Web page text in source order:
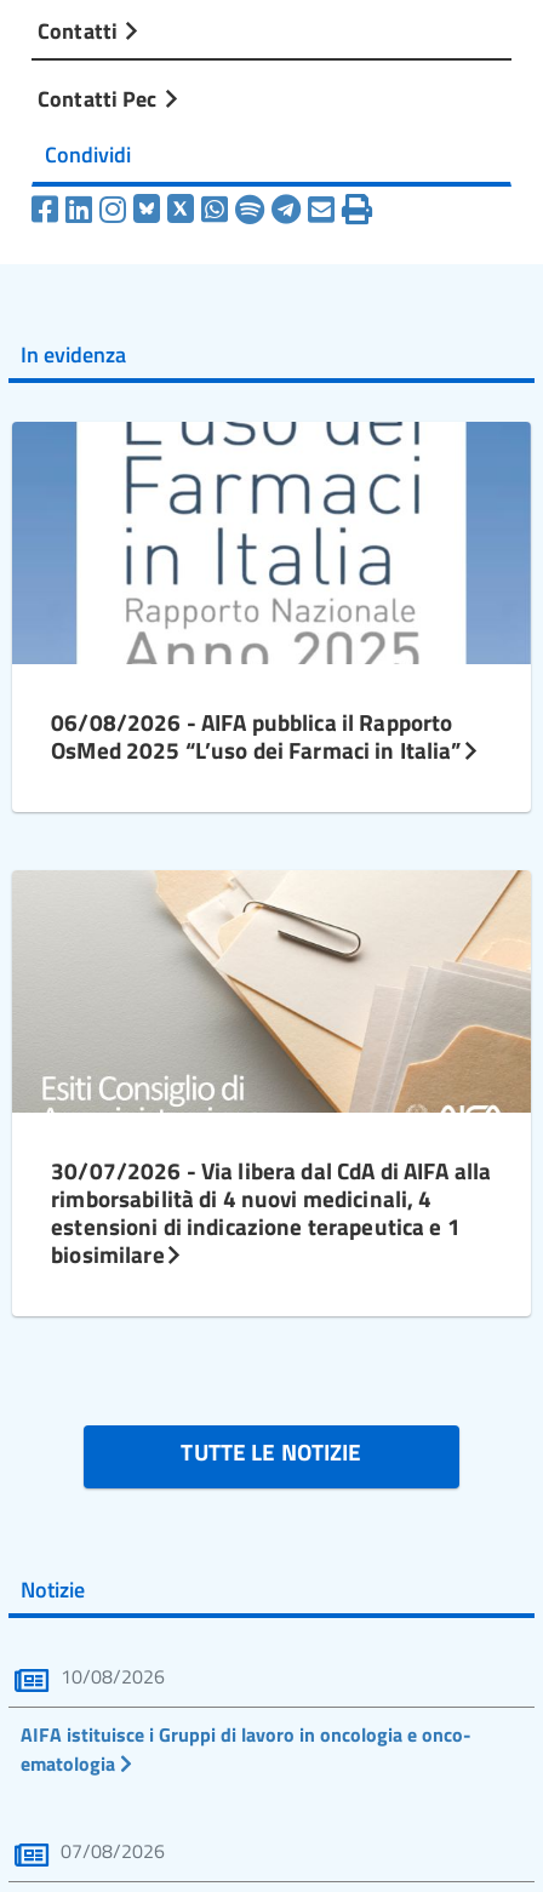
Contatti
Contatti Pec
Condividi
In evidenza
06/08/2026 - AIFA pubblica il Rapporto
OsMed 2025 “L’uso dei Farmaci in Italia”
30/07/2026 - Via libera dal CdA di AIFA alla
rimborsabilità di 4 nuovi medicinali, 4
estensioni di indicazione terapeutica e 1
biosimilare
TUTTE LE NOTIZIE
Notizie
10/08/2026
AIFA istituisce i Gruppi di lavoro in oncologia e onco-
ematologia
07/08/2026